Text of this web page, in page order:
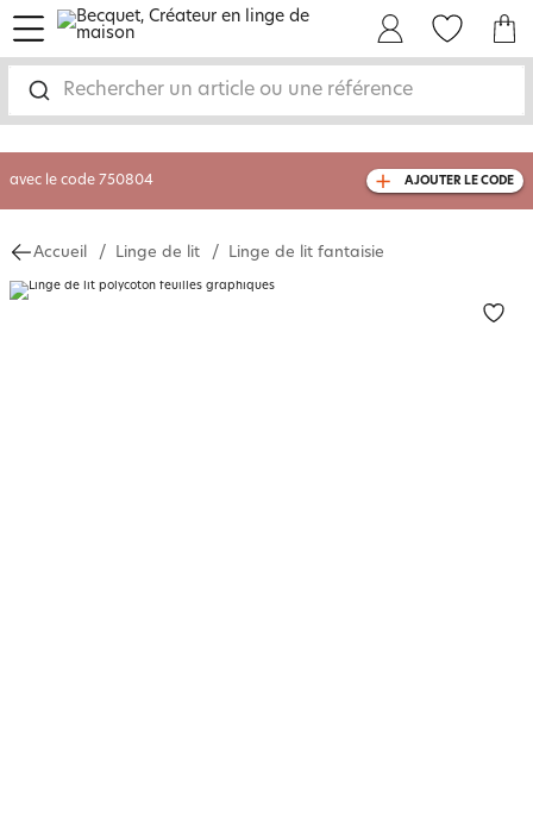
Rechercher un article ou une référence
menu
-35% sur votre commandedès 2 articles
livraison GRATUITEdès 110€ d'achat
avec le code 750804 AJOUTER LE CODE
Accueil Linge de lit Linge de lit fantaisie